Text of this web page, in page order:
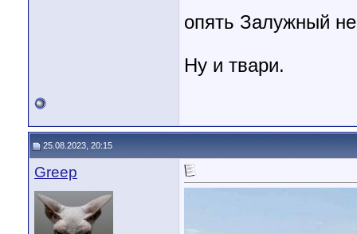
опять Залужный
Ну и твари.
25.08.2023, 20:15
Greep